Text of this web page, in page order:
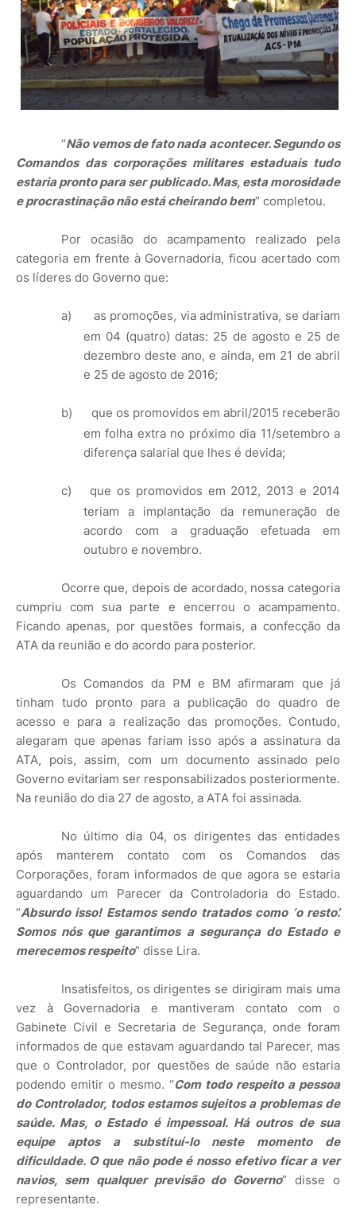
“Não vemos de fato nada acontecer. Segundo os
Comandos das corporações militares estaduais tudo
estaria pronto para ser publicado. Mas, esta morosidade
e procrastinação não está cheirando bem” completou.
Por ocasião do acampamento realizado pela
categoria em frente à Governadoria, ficou acertado com
os líderes do Governo que:
a)
as promoções, via administrativa, se dariam
em 04 (quatro) datas: 25 de agosto e 25 de
dezembro deste ano, e ainda, em 21 de abril
e 25 de agosto de 2016;
b)
que os promovidos em abril/2015 receberão
em folha extra no próximo dia 11/setembro a
diferença salarial que lhes é devida;
c)
que os promovidos em 2012, 2013 e 2014
teriam a implantação da remuneração de
acordo com a graduação efetuada em
outubro e novembro.
Ocorre que, depois de acordado, nossa categoria
cumpriu com sua parte e encerrou o acampamento.
Ficando apenas, por questões formais, a confecção da
ATA da reunião e do acordo para posterior.
Os Comandos da PM e BM afirmaram que já
tinham tudo pronto para a publicação do quadro de
acesso e para a realização das promoções. Contudo,
alegaram que apenas fariam isso após a assinatura da
ATA, pois, assim, com um documento assinado pelo
Governo evitariam ser responsabilizados posteriormente.
Na reunião do dia 27 de agosto, a ATA foi assinada.
No último dia 04, os dirigentes das entidades
após manterem contato com os Comandos das
Corporações, foram informados de que agora se estaria
aguardando um Parecer da Controladoria do Estado.
“Absurdo isso! Estamos sendo tratados como ‘o resto’.
Somos nós que garantimos a segurança do Estado e
merecemos respeito” disse Lira.
Insatisfeitos, os dirigentes se dirigiram mais uma
vez à Governadoria e mantiveram contato com o
Gabinete Civil e Secretaria de Segurança, onde foram
informados de que estavam aguardando tal Parecer, mas
que o Controlador, por questões de saúde não estaria
podendo emitir o mesmo. “Com todo respeito a pessoa
do Controlador, todos estamos sujeitos a problemas de
saúde. Mas, o Estado é impessoal. Há outros de sua
equipe aptos a substituí-lo neste momento de
dificuldade. O que não pode é nosso efetivo ficar a ver
navios, sem qualquer previsão do Governo” disse o
representante.